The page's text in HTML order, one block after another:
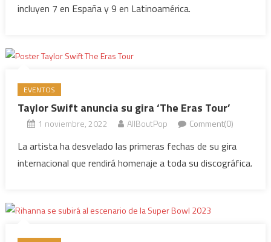
incluyen 7 en España y 9 en Latinoamérica.
EVENTOS
Taylor Swift anuncia su gira ‘The Eras Tour’
1 noviembre, 2022 AllBoutPop Comment(0)
La artista ha desvelado las primeras fechas de su gira
internacional que rendirá homenaje a toda su discográfica.